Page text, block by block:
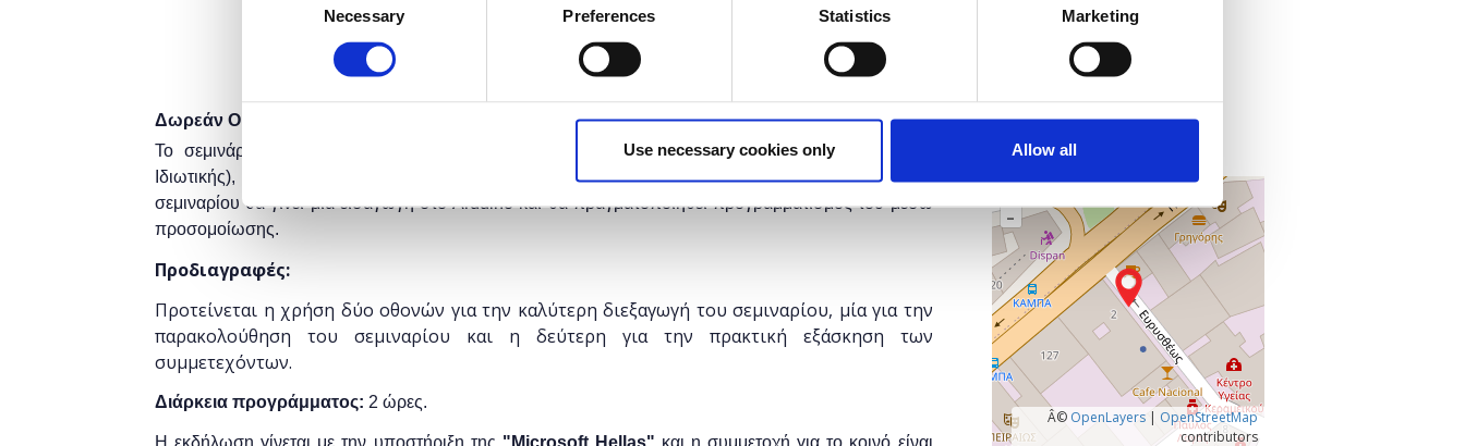
Necessary Preferences Statistics Marketing
Use necessary cookies only Allow all
Δωρεάν On Line σεμινάριο.
Το σεμινάριο απευθύνεται σε εκπαιδευτικούς Α/θμιας και Β/θμιας Εκπαίδευσης (Δημόσιας και
Ιδιωτικής), οι οποίοι επιθυμούν να μάθουν σχετικά με το tinkering STEM. Κατά την διάρκεια του
σεμιναρίου θα γίνει μια εισαγωγή στο Arduino και θα πραγματοποιηθεί προγραμματισμός του μέσω
προσομοίωσης.
Προδιαγραφές:
Προτείνεται η χρήση δύο οθονών για την καλύτερη διεξαγωγή του σεμιναρίου, μία για την
παρακολούθηση του σεμιναρίου και η δεύτερη για την πρακτική εξάσκηση των
συμμετεχόντων.
Διάρκεια προγράμματος: 2 ώρες.
Η εκδήλωση γίνεται με την υποστήριξη της " Microsoft Hellas" και ησυμμετοχή για το κοινό είναι
Microsoft Teams
–
Â© OpenLayers| OpenStreetMap
contributors